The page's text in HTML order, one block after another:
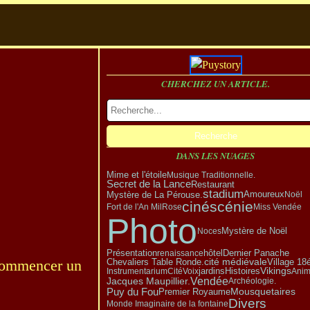
un
CHERCHEZ UN ARTICLE.
DANS LES NUAGES
Mime et l'étoileMusique Traditionnelle.
Secret de la LanceRestaurant
Mystère de La Pérouse. stadiumAmoureux Noël
Fort de l'An Mil Rosecinéscénie Miss Vendée
Photo NocesMystère de Noël
Présentationrenaissance hôtel Dernier Panache
Chevaliers Table Ronde. cité médiévaleVillage
InstrumentariumCitéVoixjardins HistoiresVikings
Jacques Maupillier. VendéeArchéologie.
Puy du FouPremier RoyaumeMousquetaires
Monde Imaginaire de la fontaineDivers